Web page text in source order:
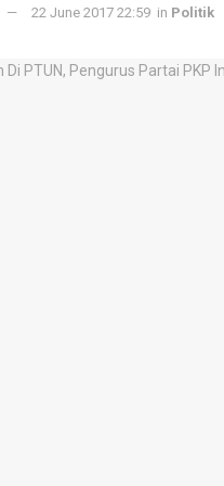
22 June 2017 22:59 in Politik